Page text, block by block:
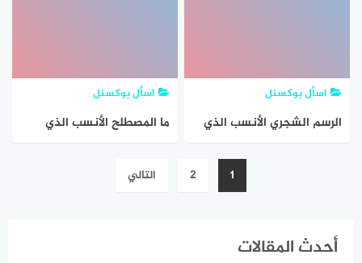
اسأل بوكسنل
الرسم الشجري الأنسب الذي
الممكنة لشراء جوال (أبيض
(آيفون أو سامسونج) هو
اسأل بوكسنل
ما المصطلح الأنسب الذي
1
2 التالي
أحدث المقالات